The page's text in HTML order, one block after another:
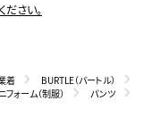
さい。
着
BURTLE（バートル）
フォーム（制服）
パンツ